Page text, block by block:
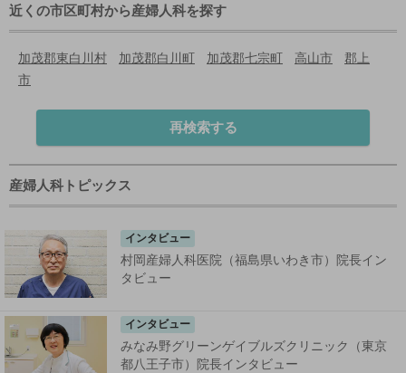
近くの市区町村から産婦人科を探す
加茂郡東白川村 加茂郡白川町 加茂郡七宗町 高山市
郡上
市
再検索する
産婦人科トピックス
インタビュー
村岡産婦人科医院（福島県いわき市）院長イン
タビュー
インタビュー
みなみ野グリーンゲイブルズクリニック（東京
都八王子市）院長インタビュー